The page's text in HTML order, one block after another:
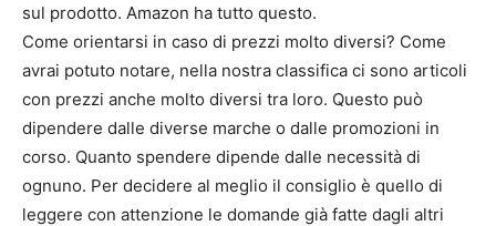
sul prodotto. Amazon ha tutto questo.
Come orientarsi in caso di prezzi molto diversi? Come
avrai potuto notare, nella nostra classifica ci sono articoli
con prezzi anche molto diversi tra loro. Questo può
dipendere dalle diverse marche o dalle promozioni in
corso. Quanto spendere dipende dalle necessità di
ognuno. Per decidere al meglio il consiglio è quello di
leggere con attenzione le domande già fatte dagli altri